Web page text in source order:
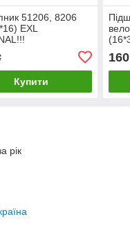
51206, 8206
EXL
Купити
160
рік